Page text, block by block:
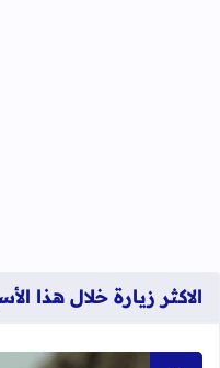
الاكثر زيارة خلال هذا